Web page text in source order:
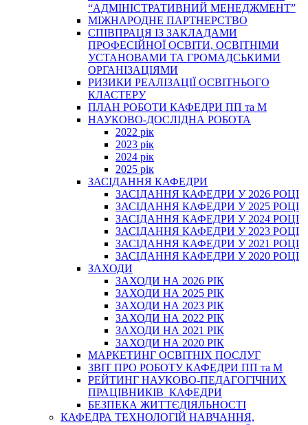
“АДМІНІСТРАТИВНИЙ МЕНЕДЖМЕНТ”
МІЖНАРОДНЕ ПАРТНЕРСТВО
СПІВПРАЦЯ ІЗ ЗАКЛАДАМИ
ПРОФЕСІЙНОЇ ОСВІТИ, ОСВІТНІМИ
УСТАНОВАМИ ТА ГРОМАДСЬКИМИ
ОРГАНІЗАЦІЯМИ
РИЗИКИ РЕАЛІЗАЦІЇ ОСВІТНЬОГО
КЛАСТЕРУ
ПЛАН РОБОТИ КАФЕДРИ ПП та М
НАУКОВО-ДОСЛІДНА РОБОТА
2022 рік
2023 рік
2024 рік
2025 рік
ЗАСІДАННЯ КАФЕДРИ
ЗАСІДАННЯ КАФЕДРИ У 2026 РОЦІ
ЗАСІДАННЯ КАФЕДРИ У 2025 РОЦІ
ЗАСІДАННЯ КАФЕДРИ У 2024 РОЦІ
ЗАСІДАННЯ КАФЕДРИ У 2023 РОЦІ
ЗАСІДАННЯ КАФЕДРИ У 2021 РОЦІ
ЗАСІДАННЯ КАФЕДРИ У 2020 РОЦІ
ЗАХОДИ
ЗАХОДИ НА 2026 РІК
ЗАХОДИ НА 2025 РІК
ЗАХОДИ НА 2023 РІК
ЗАХОДИ НА 2022 РІК
ЗАХОДИ НА 2021 РІК
ЗАХОДИ НА 2020 РІК
МАРКЕТИНГ ОСВІТНІХ ПОСЛУГ
3BIT ПРО РОБОТУ КАФЕДРИ ПП та М
РЕЙТИНГ НАУКОВО-ПЕДАГОГІЧНИХ
ПРАЦІВНИКІВ КАФЕДРИ
БЕЗПЕКА ЖИТТЄДІЯЛЬНОСТІ
КАФЕДРА ТЕХНОЛОГІЙ НАВЧАННЯ,